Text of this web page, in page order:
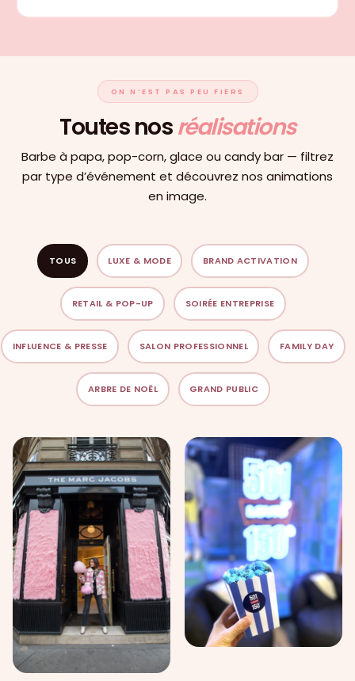
ON N’EST PAS PEU FIERS
Toutes nosréalisations
Barbe à papa, pop-corn, glace ou candy bar — filtrez
par type d’événement et découvrez nos animations
en image.
TOUS LUXE & MODE BRAND ACTIVATION
RETAIL & POP-UP SOIRÉE ENTREPRISE
INFLUENCE & PRESSE SALON PROFESSIONNEL FAMILY DAY
ARBRE DE NOËL GRAND PUBLIC